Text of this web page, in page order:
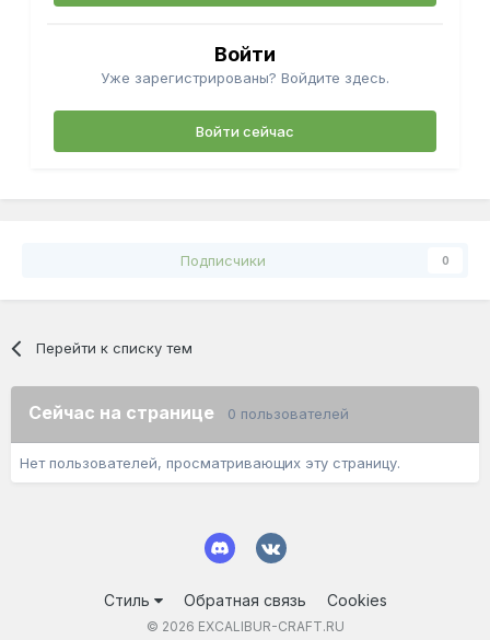
Войти
Уже зарегистрированы? Войдите здесь.
Войти сейчас
Подписчики 0
Перейти к списку тем
Сейчас на странице 0 пользователей
Нет пользователей, просматривающих эту страницу.
Стиль Обратная связь Cookies
© 2026 EXCALIBUR-CRAFT.RU